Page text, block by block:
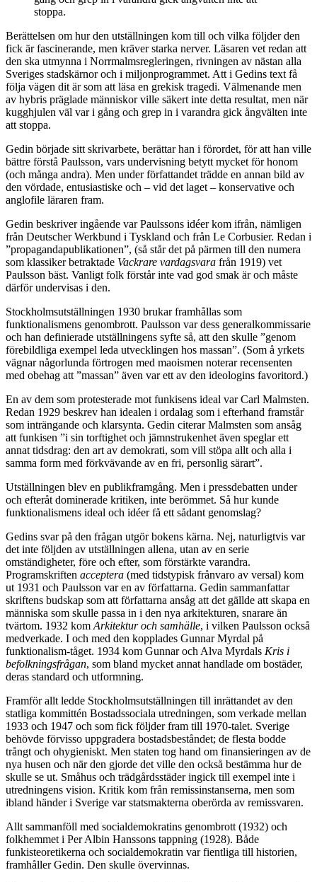
stoppa.
Berättelsen om hur den utställningen kom till och vilka följder den
fick är fascinerande, men kräver starka nerver. Läsaren vet redan att
den ska utmynna i Norrmalmsregleringen, rivningen av nästan alla
Sveriges stadskärnor och i miljonprogrammet. Att i Gedins text få
följa vägen dit är som att läsa en grekisk tragedi. Välmenande men
av hybris präglade människor ville säkert inte detta resultat, men när
kugghjulen väl var i gång och grep in i varandra gick ångvälten inte
att stoppa.
Gedin började sitt skrivarbete, berättar han i förordet, för att han ville
bättre förstå Paulsson, vars undervisning betytt mycket för honom
(och många andra). Men under författandet trädde en annan bild av
den vördade, entusiastiske och – vid det laget – konservative och
anglofile läraren fram.
Gedin beskriver ingående var Paulssons idéer kom ifrån, nämligen
från Deutscher Werkbund i Tyskland och från Le Corbusier. Redan i
”propagandapublikationen”, (så står det på pärmen till den numera
som klassiker betraktade Vackrare vardagsvara från 1919) vet
Paulsson bäst. Vanligt folk förstår inte vad god smak är och måste
därför undervisas i den.
Stockholmsutställningen 1930 brukar framhållas som
funktionalismens genombrott. Paulsson var dess generalkommissarie
och han definierade utställningens syfte så, att den skulle ”genom
förebildliga exempel leda utvecklingen hos massan”. (Som å yrkets
vägnar någorlunda förtrogen med maoismen noterar recensenten
med obehag att ”massan” även var ett av den ideologins favoritord.)
En av dem som protesterade mot funkisens ideal var Carl Malmsten.
Redan 1929 beskrev han idealen i ordalag som i efterhand framstår
som inträngande och klarsynta. Gedin citerar Malmsten som ansåg
att funkisen ”i sin torftighet och jämnstrukenhet även speglar ett
annat tidsdrag: den art av demokrati, som vill stöpa allt och alla i
samma form med förkvävande av en fri, personlig särart”.
Utställningen blev en publikframgång. Men i pressdebatten under
och efteråt dominerade kritiken, inte berömmet. Så hur kunde
funktionalismens ideal och idéer få ett sådant genomslag?
Gedins svar på den frågan utgör bokens kärna. Nej, naturligtvis var
det inte följden av utställningen allena, utan av en serie
omständigheter, före och efter, som förstärkte varandra.
Programskriften acceptera (med tidstypisk frånvaro av versal) kom
ut 1931 och Paulsson var en av författarna. Gedin sammanfattar
skriftens budskap som att författarna ansåg att det gällde att skapa en
människa som skulle passa in i den nya arkitekturen, snarare än
tvärtom. 1932 komArkitektur och samhälle, i vilken Paulsson också
medverkade. I och med den kopplades Gunnar Myrdal på
funktionalism-tåget. 1934 kom Gunnar och Alva Myrdals Kris i
befolkningsfrågan, som bland mycket annat handlade om bostäder,
deras standard och utformning.
Framför allt ledde Stockholmsutställningen till inrättandet av den
statliga kommittén Bostadssociala utredningen, som verkade mellan
1933 och 1947 och som fick följder fram till 1970-talet. Sverige
behövde förvisso uppgradera bostadsbeståndet; de flesta bodde
trångt och ohygieniskt. Men staten tog hand om finansieringen av de
nya husen och när den gjorde det ville den också bestämma hur de
skulle se ut. Småhus och trädgårdsstäder ingick till exempel inte i
utredningens vision. Kritik kom från remissinstanserna, men som
ibland händer i Sverige var statsmakterna oberörda av remissvaren.
Allt sammanföll med socialdemokratins genombrott (1932) och
folkhemmet i Per Albin Hanssons tappning (1928). Både
funkisteoretikerna och socialdemokratin var fientliga till historien,
framhåller Gedin. Den skulle övervinnas.